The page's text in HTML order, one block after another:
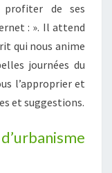
profiter de ses
: ». Il attend
qui nous anime
journées du
l’approprier et
et suggestions.